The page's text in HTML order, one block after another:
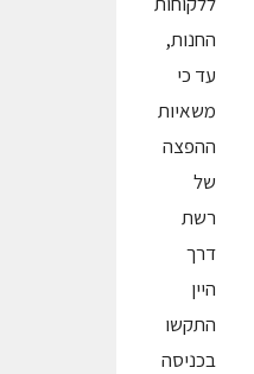
החנות,
עד כי
משאיות
ההפצה
של
רשת
דרך
היין
התקשו
בכניסה